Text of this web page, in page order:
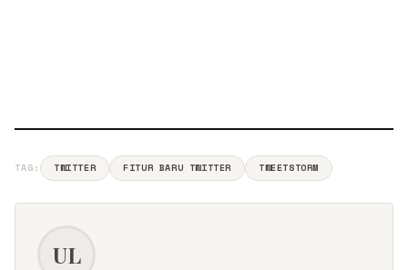
TAG: TWITTER FITUR BARU TWITTER TWEETSTORM
UL